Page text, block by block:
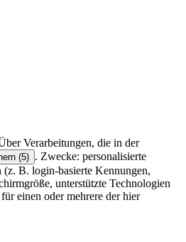
Verarbeitungen, die in der
(5) . Zwecke: personalisierte
B. login-basierte Kennungen,
unterstützte Technologien
einen oder mehrere der hier